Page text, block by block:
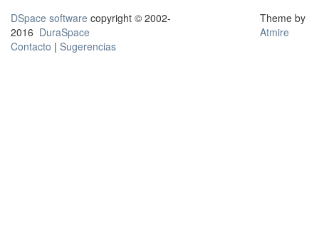
DSpace software copyright © 2002-
2016 DuraSpace
Contacto | Sugerencias
Theme by
Atmire